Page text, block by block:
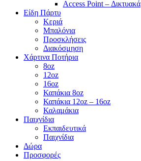
Access Point – Δικτυακά
Είδη Πάρτυ
Κεριά
Μπαλόνια
Προσκλήσεις
Διακόσμηση
Χάρτινα Ποτήρια
8oz
12oz
16oz
Καπάκια 8oz
Καπάκια 12oz – 16oz
Καλαμάκια
Παιχνίδια
Εκπαιδευτικά
Παιχνίδια
Δώρα
Προσφορές